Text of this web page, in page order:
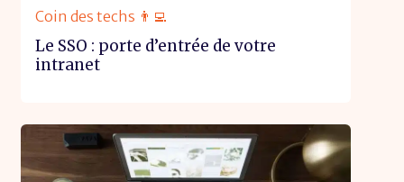
Coin des techs 👨‍💻
Le SSO : porte d’entrée de votre
intranet